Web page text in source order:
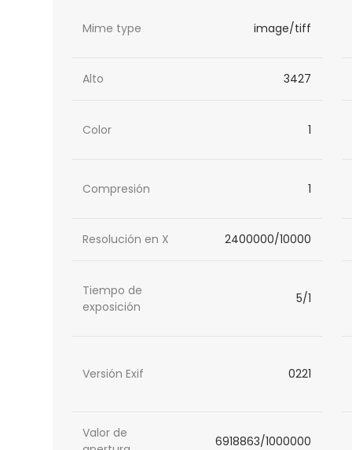
Mime type image/tiff
Alto 3427
Color 1
Compresión 1
Resolución en X 2400000/10000
Tiempo de
exposición
5/1
Versión Exif 0221
Valor de
6918863/1000000